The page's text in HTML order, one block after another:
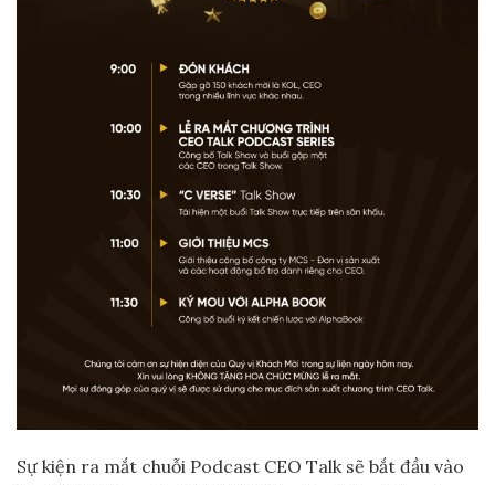
Sự kiện ra mắt chuỗi Podcast CEO Talk sẽ bắt đầu vào